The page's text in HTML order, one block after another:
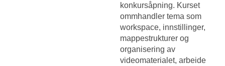
konkursåpning. Kurset
ommhandler tema som
workspace, innstillinger,
mappestrukturer og
organisering av
videomaterialet, arbeide